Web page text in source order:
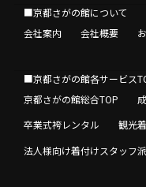
■京都さがの館について
会社案内
会社概要
■京都さがの館各サービス
京都さがの館総合TOP
卒業式袴レンタル
観光
法人様向け着付けスタッフ